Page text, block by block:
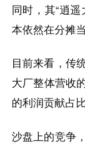
同时，其“逍
本依然在分摊
目前来看，传
大厂整体营收
的利润贡献占
沙盘上的竞争